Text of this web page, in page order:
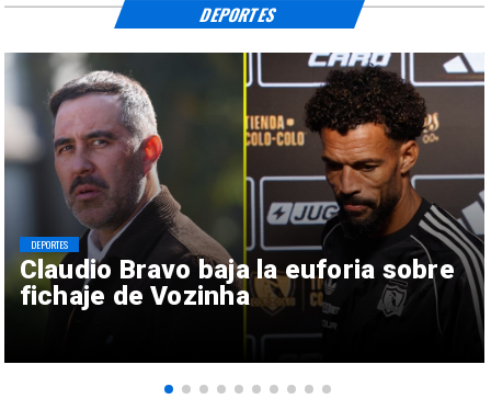
Claudio Bravo baja la euforia sobre
fichaje de Vozinha
DEPORTES
DEPORTES